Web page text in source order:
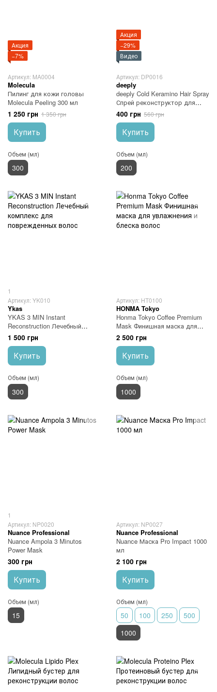
Акция
−7%
Артикул: MA0004
Molecula
Пилинг для кожи головы
Molecula Peeling 300 мл
1 250 грн 1 350 грн
Купить
Объем (мл)
300
Акция
−29%
Видео
Артикул: DP0016
deeply
deeply Cold Keramino Hair Spray
Спрей реконструктор для
волос
400 грн 560 грн
Купить
Объем (мл)
200
1
Артикул: YK010
Ykas
YKAS 3 MIN Instant
Reconstruction Лечебный
комплекс для поврежденных
1 500 грн
Купить
Объем (мл)
300
Артикул: HT0100
HONMA Tokyo
Honma Tokyo Coffee Premium
Mask Финишная маска для
увлажнения и блеска волос
2 500 грн
Купить
Объем (мл)
1000
1
Артикул: NP0020
Nuance Professional
Nuance Ampola 3 Minutos
Power Mask
300 грн
Купить
Объем (мл)
15
Артикул: NP0027
Nuance Professional
Nuance Маска Pro Impact 1000
мл
2 100 грн
Купить
Объем (мл)
50 100 250
500
1000